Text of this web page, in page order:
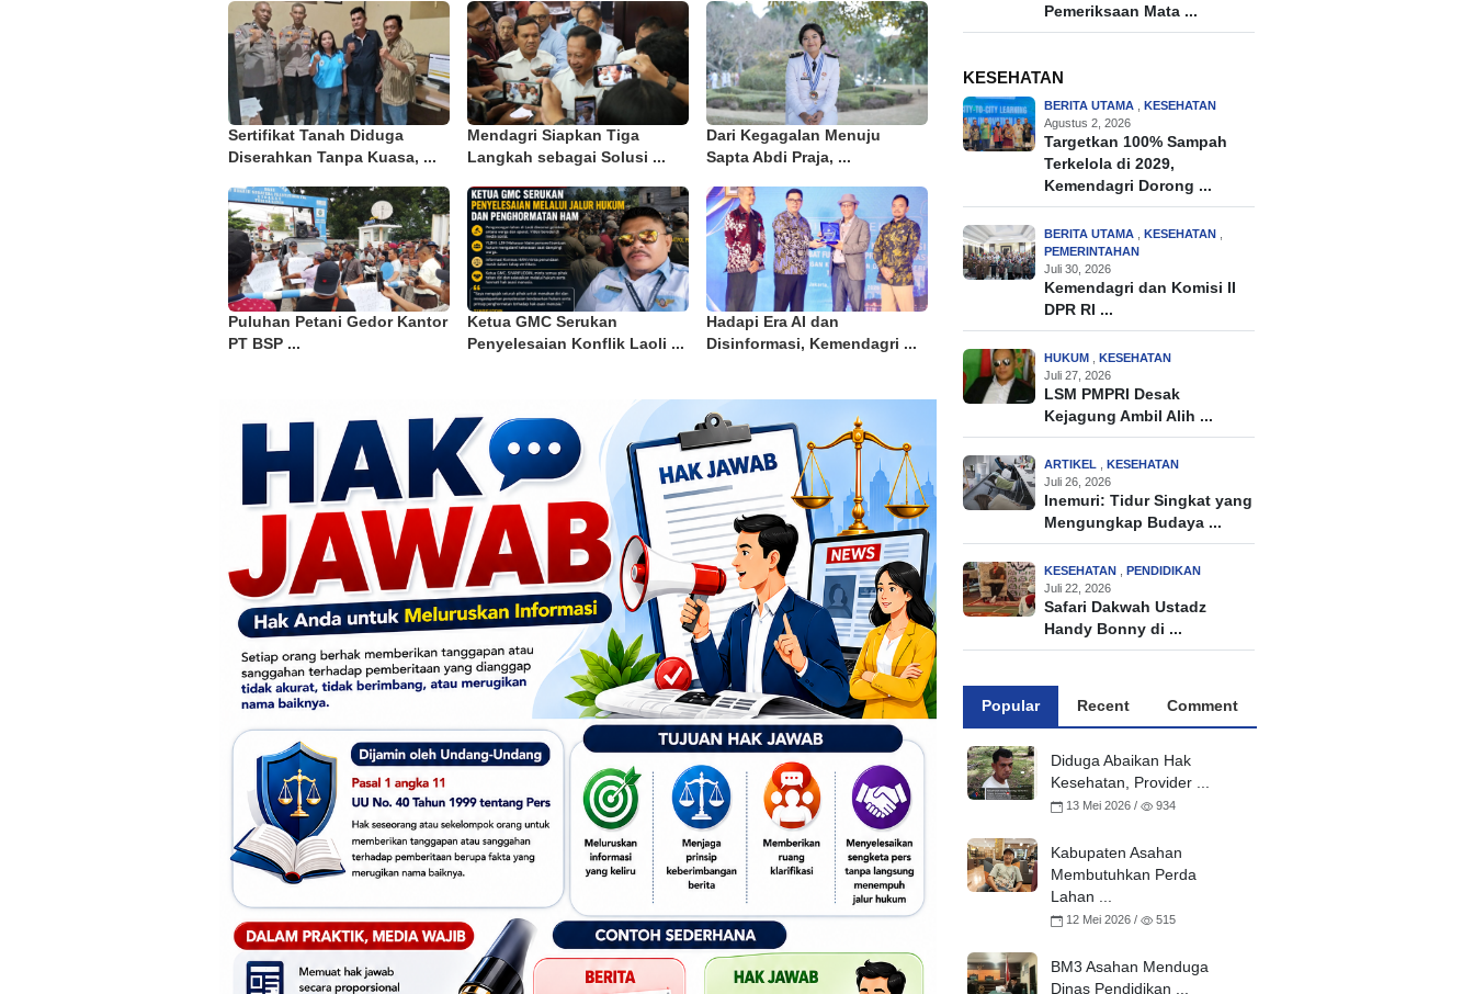
Sertifikat Tanah Diduga
Diserahkan Tanpa Kuasa, ...
Mendagri Siapkan Tiga
Langkah sebagai Solusi ...
Dari Kegagalan Menuju
Sapta Abdi Praja, ...
Puluhan Petani Gedor Kantor
PT BSP ...
Ketua GMC Serukan
Penyelesaian Konflik Laoli ...
Hadapi Era AI dan
Disinformasi, Kemendagri ...
Pemeriksaan Mata ...
KESEHATAN
BERITA UTAMA , KESEHATAN
Agustus 2, 2026
Targetkan 100% Sampah
Terkelola di 2029,
Kemendagri Dorong ...
BERITA UTAMA , KESEHATAN ,
PEMERINTAHAN
Juli 30, 2026
Kemendagri dan Komisi II
DPR RI ...
HUKUM , KESEHATAN
Juli 27, 2026
LSM PMPRI Desak
Kejagung Ambil Alih ...
ARTIKEL , KESEHATAN
Juli 26, 2026
Inemuri: Tidur Singkat yang
Mengungkap Budaya ...
KESEHATAN , PENDIDIKAN
Juli 22, 2026
Safari Dakwah Ustadz
Handy Bonny di ...
Popular Recent Comment
Diduga Abaikan Hak
Kesehatan, Provider ...
13 Mei 2026 / 934
Kabupaten Asahan
Membutuhkan Perda
Lahan ...
12 Mei 2026 / 515
BM3 Asahan Menduga
Dinas Pendidikan ...